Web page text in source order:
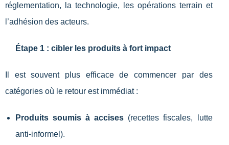
réglementation, la technologie, les opérations terrain et
l’adhésion des acteurs.
Étape 1 : cibler les produits à fort impact
Il est souvent plus efficace de commencer par des
catégories où le retour est immédiat :
Produits soumis à accises (recettes fiscales, lutte
anti-informel).